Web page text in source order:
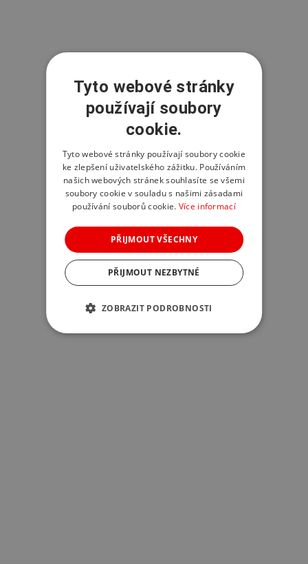
Tyto webové stránky
používají soubory
cookie.
Tyto webové stránky používají soubory cookie
ke zlepšení uživatelského zážitku. Používáním
našich webových stránek souhlasíte se všemi
soubory cookie v souladu s našimi zásadami
používání souborů cookie. Více informací
PŘIJMOUT VŠECHNY
PŘIJMOUT NEZBYTNÉ
ZOBRAZIT PODROBNOSTI